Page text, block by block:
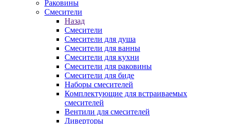
Раковины
Смесители
Назад
Смесители
Смесители для душа
Смесители для ванны
Смесители для кухни
Смесители для раковины
Смесители для биде
Наборы смесителей
Комплектующие для встраиваемых
смесителей
Вентили для смесителей
Диверторы